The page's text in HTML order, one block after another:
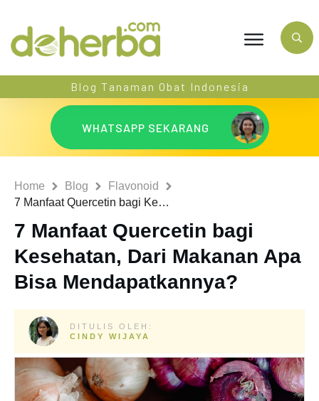
Blog Tanaman Obat Indonesia
WHATSAPP SEKARANG
Home Blog
Flavonoid
7 Manfaat Quercetin bagi Kesehatan, Dari Makanan Apa Bisa Mendapatkannya?
7 Manfaat Quercetin bagi
Kesehatan, Dari Makanan Apa
Bisa Mendapatkannya?
DITULIS OLEH:
CINDY WIJAYA